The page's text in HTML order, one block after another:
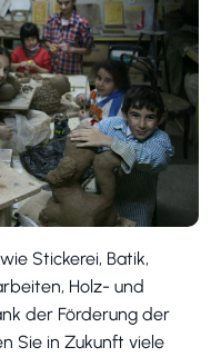
Stickerei, Batik,
Holz- und
der Förderung der
Sie in Zukunft viele